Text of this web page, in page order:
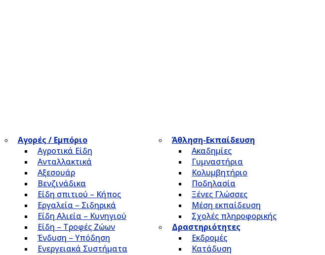
Αγορές / Εμπόριο
Αγροτικά Είδη
Ανταλλακτικά
Αξεσουάρ
Βενζινάδικα
Είδη σπιτιού – Κήπος
Εργαλεία – Σιδηρικά
Είδη Αλιεία – Κυνηγιού
Είδη – Τροφές Ζώων
Ένδυση – Υπόδηση
Ενεργειακά Συστήματα
Άθληση-Εκπαίδευση
Ακαδημίες
Γυμναστήρια
Κολυμβητήριο
Ποδηλασία
Ξένες Γλώσσες
Μέση εκπαίδευση
Σχολές πληροφορικής
Δραστηριότητες
Εκδρομές
Κατάδυση